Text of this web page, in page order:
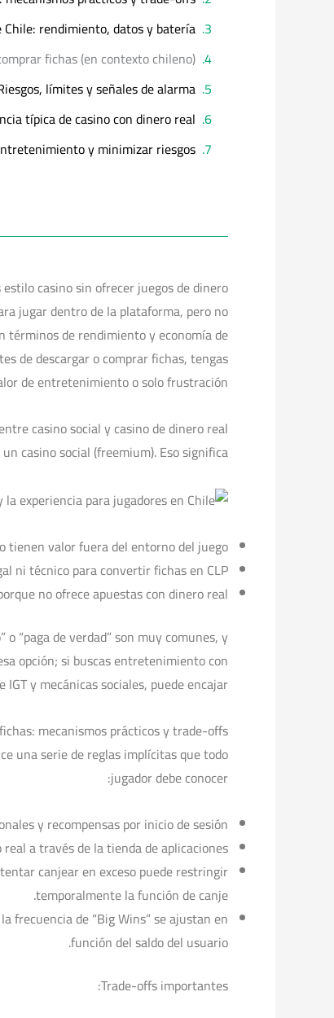
rendimiento, datos y batería
fichas (en contexto chileno)
límites y señales de alarma
típica de casino con dinero real
y minimizar riesgos
casino sin ofrecer juegos de dinero
jugar dentro de la plataforma, pero no
términos de rendimiento y economía de
de descargar o comprar fichas, tengas
de entretenimiento o solo frustración.
casino social y casino de dinero real
casino social (freemium). Eso significa:
tienen valor fuera del entorno del juego.
ni técnico para convertir fichas en CLP.
no ofrece apuestas con dinero real.
“paga de verdad” son muy comunes, y
opción; si buscas entretenimiento con
y mecánicas sociales, puede encajar.
mecanismos prácticos y trade-offs
una serie de reglas implícitas que todo
jugador debe conocer:
y recompensas por inicio de sesión.
a través de la tienda de aplicaciones.
canjear en exceso puede restringir
temporalmente la función de canje.
frecuencia de “Big Wins” se ajustan en
función del saldo del usuario.
Trade-offs importantes: